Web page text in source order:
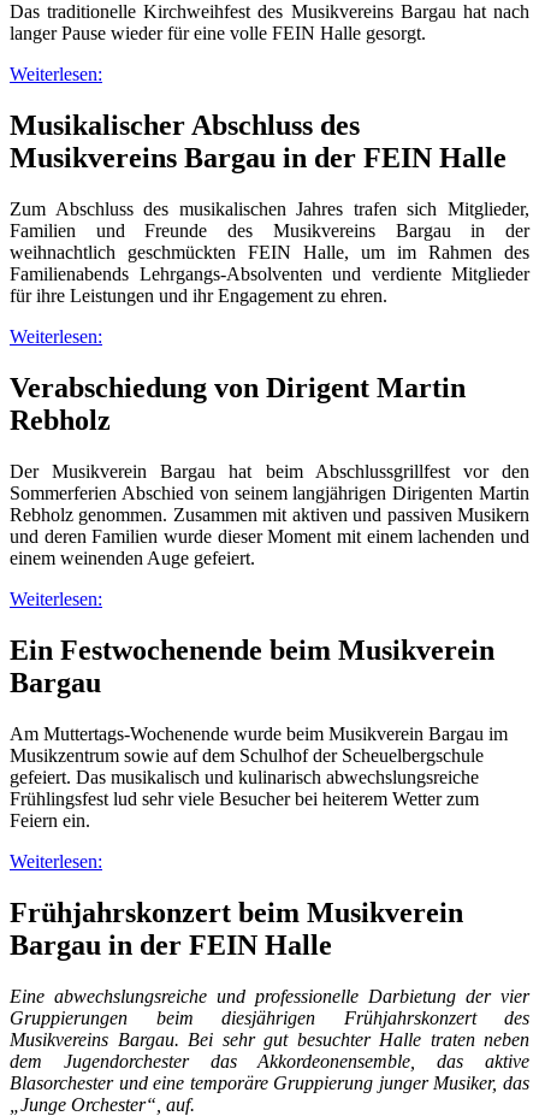
Das traditionelle Kirchweihfest des Musikvereins Bargau hat nach
langer Pause wieder für eine volle FEIN Halle gesorgt.
Weiterlesen:
Musikalischer Abschluss des
Musikvereins Bargau in der FEIN Halle
Zum Abschluss des musikalischen Jahres trafen sich Mitglieder,
Familien und Freunde des Musikvereins Bargau in der
weihnachtlich geschmückten FEIN Halle, um im Rahmen des
Familienabends Lehrgangs-Absolventen und verdiente Mitglieder
für ihre Leistungen und ihr Engagement zu ehren.
Weiterlesen:
Verabschiedung von Dirigent Martin
Rebholz
Der Musikverein Bargau hat beim Abschlussgrillfest vor den
Sommerferien Abschied von seinem langjährigen Dirigenten Martin
Rebholz genommen. Zusammen mit aktiven und passiven Musikern
und deren Familien wurde dieser Moment mit einem lachenden und
einem weinenden Auge gefeiert.
Weiterlesen:
Ein Festwochenende beim Musikverein
Bargau
Am Muttertags-Wochenende wurde beim Musikverein Bargau im
Musikzentrum sowie auf dem Schulhof der Scheuelbergschule
gefeiert. Das musikalisch und kulinarisch abwechslungsreiche
Frühlingsfest lud sehr viele Besucher bei heiterem Wetter zum
Feiern ein.
Weiterlesen:
Frühjahrskonzert beim Musikverein
Bargau in der FEIN Halle
Eine abwechslungsreiche und professionelle Darbietung der vier
Gruppierungen beim diesjährigen Frühjahrskonzert des
Musikvereins Bargau. Bei sehr gut besuchter Halle traten neben
dem Jugendorchester das Akkordeonensemble, das aktive
Blasorchester und eine temporäre Gruppierung junger Musiker, das
„Junge Orchester“, auf.